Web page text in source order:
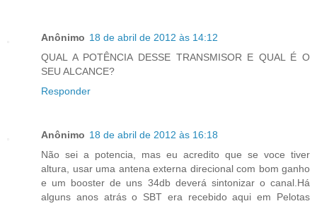
Anônimo 18 de abril de 2012 às 14:12
QUAL A POTÊNCIA DESSE TRANSMISOR E QUAL É O
SEU ALCANCE?
Responder
Anônimo 18 de abril de 2012 às 16:18
Não sei a potencia, mas eu acredito que se voce tiver
altura, usar uma antena externa direcional com bom ganho
e um booster de uns 34db deverá sintonizar o canal.Há
alguns anos atrás o SBT era recebido aqui em Pelotas